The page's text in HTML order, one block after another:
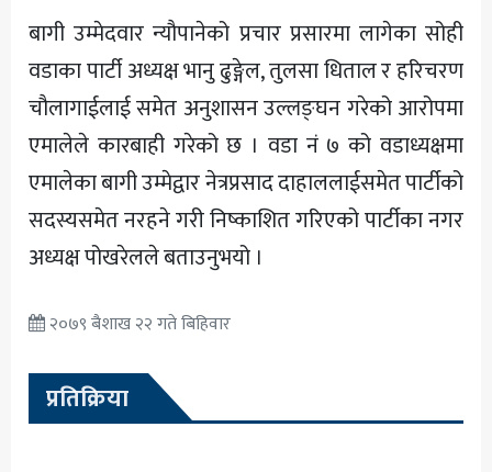
बागी उम्मेदवार न्यौपानेको प्रचार प्रसारमा लागेका सोही
वडाका पार्टी अध्यक्ष भानु ढुङ्गेल, तुलसा धिताल र हरिचरण
चौलागाईलाई समेत अनुशासन उल्लङ्घन गरेको आरोपमा
एमालेले कारबाही गरेको छ । वडा नं ७ को वडाध्यक्षमा
एमालेका बागी उम्मेद्वार नेत्रप्रसाद दाहाललाईसमेत पार्टीको
सदस्यसमेत नरहने गरी निष्काशित गरिएको पार्टीका नगर
अध्यक्ष पोखरेलले बताउनुभयो ।
२०७९ बैशाख २२ गते बिहिवार
प्रतिक्रिया